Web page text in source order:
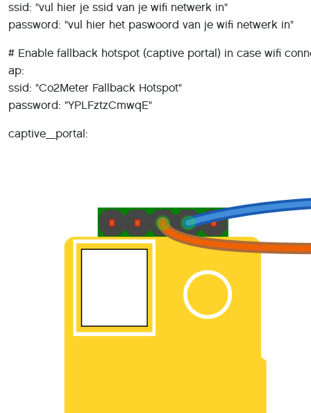
ssid: "vul hier je ssid van je wifi netwerk in"
password: "vul hier het paswoord van je wifi netwerk in"
# Enable fallback hotspot (captive portal) in case wifi
ap:
ssid: "Co2Meter Fallback Hotspot"
password: "YPLFztzCmwqE"
captive_portal: